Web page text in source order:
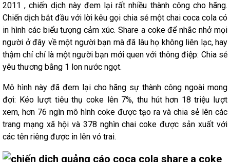
2011 , chiến dịch này đem lại rất nhiều thành công cho hãng.
Chiến dịch bắt đầu với lời kêu gọi chia sẻ một chai coca cola có
in hình các biểu tượng cảm xúc. Share a coke để nhắc nhở mọi
người ở đây về một người bạn mà đã lâu họ không liên lạc, hay
thậm chí chỉ là một người bạn mới quen với thông điệp: Chia sẻ
yêu thương bằng 1 lon nước ngọt.
Mô hình này đã đem lại cho hãng sự thành công ngoài mong
đợi: Kéo lượt tiêu thụ coke lên 7%, thu hút hơn 18 triệu lượt
xem, hơn 76 ngìn mô hình coke được tạo ra và chia sẻ lên các
trang mạng xã hội và 378 nghìn chai coke được sản xuất với
các tên riêng được in lên vỏ trai.